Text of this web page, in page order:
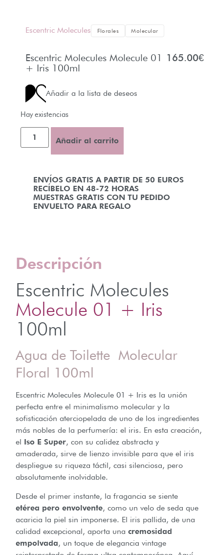
Escentric Molecules Florales Molecular
Escentric Molecules Molecule 01
+ Iris 100ml
165.00€
Añadir a la lista de deseos
ENVÍOS GRATIS A PARTIR DE 50 EUROS
RECÍBELO EN 48-72 HORAS
MUESTRAS GRATIS CON TU PEDIDO
ENVUELTO PARA REGALO
Hay existencias
Añadir al carrito
Descripción
Escentric Molecules
Molecule 01 + Iris
100ml
Agua de Toilette Molecular
Floral 100ml
Escentric Molecules Molecule 01 + Iris es la unión
perfecta entre el minimalismo molecular y la
sofisticación aterciopelada de uno de los ingredientes
más nobles de la perfumería: el iris. En esta creación,
el Iso E Super, con su calidez abstracta y
amaderada, sirve de lienzo invisible para que el iris
despliegue su riqueza táctil, casi silenciosa, pero
absolutamente inolvidable.
Desde el primer instante, la fragancia se siente
etérea pero envolvente, como un velo de seda que
acaricia la piel sin imponerse. El iris pallida, de una
calidad excepcional, aporta una cremosidad
empolvada, un toque de elegancia vintage